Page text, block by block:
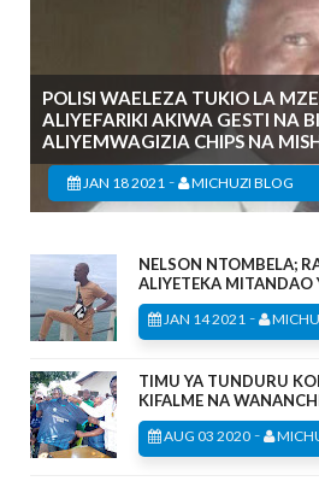
POLISI WAELEZA TUKIO LA
ALIYEFARIKI AKIWA GESTI NA
ALIYEMWAGIZIA CHIPS NA
JAN 18 2021 - MICHUZI BLOG
NELSON NTOMBELA;
ALIYETEKA MITANDAO
JAN 14 2021 -
TIMU YA TUNDURU
KIFALME NA
AUG 03 2020 -